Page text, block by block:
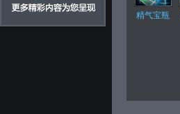
精气宝瓶